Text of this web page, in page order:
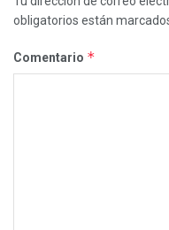
obligatorios están
Comentario *